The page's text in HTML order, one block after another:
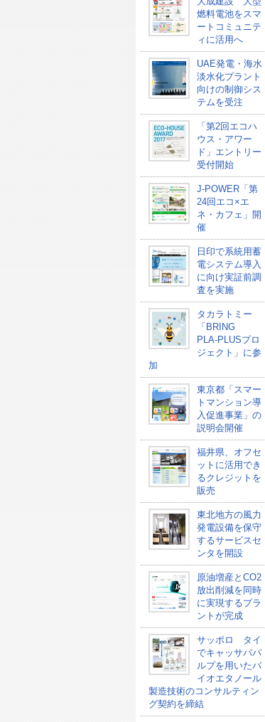
燃料電池をスマ
ートコミュニテ
ィに活用へ
UAE発電・海水
淡水化プラント
向けの制御シス
テムを受注
「第2回エコハ
ウス・アワー
ド」エントリー
受付開始
J-POWER「第
24回エコ×エ
ネ・カフェ」開
催
日印で系統用蓄
電システム導入
に向け実証前調
査を実施
タカラトミー
「BRING
PLA-PLUSプロ
ジェクト」に参
加
東京都「スマー
トマンション導
入促進事業」の
説明会開催
福井県、オフセ
ットに活用でき
るクレジットを
販売
東北地方の風力
発電設備を保守
するサービスセ
ンタを開設
原油増産とCO2
放出削減を同時
に実現するプラ
ントが完成
サッポロ タイ
でキャッサバパ
ルプを用いたバ
イオエタノール
製造技術のコンサルティン
グ契約を締結